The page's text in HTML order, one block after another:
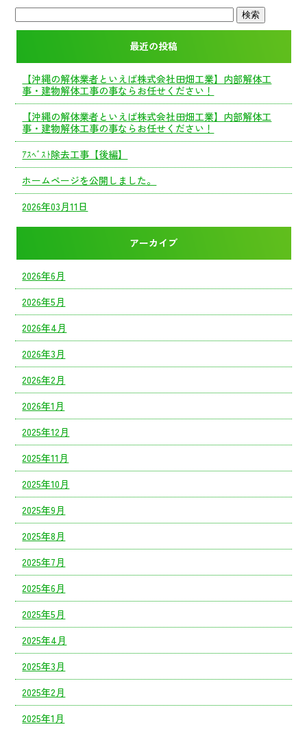
最近の投稿
【沖縄の解体業者といえば株式会社田畑工業】内部解体工
事・建物解体工事の事ならお任せください！
【沖縄の解体業者といえば株式会社田畑工業】内部解体工
事・建物解体工事の事ならお任せください！
ｱｽﾍﾞｽﾄ除去工事【後編】
ホームページを公開しました。
2026年03月11日
アーカイブ
2026年6月
2026年5月
2026年4月
2026年3月
2026年2月
2026年1月
2025年12月
2025年11月
2025年10月
2025年9月
2025年8月
2025年7月
2025年6月
2025年5月
2025年4月
2025年3月
2025年2月
2025年1月